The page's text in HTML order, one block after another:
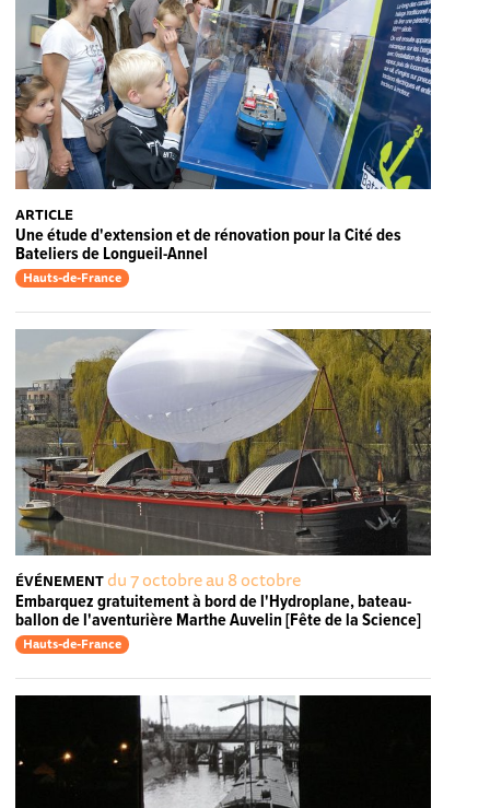
ARTICLE
Une étude d'extension et de rénovation pour la Cité des
Bateliers de Longueil-Annel
Hauts-de-France
ÉVÉNEMENTdu 7 octobre au 8 octobre
Embarquez gratuitement à bord de l'Hydroplane, bateau-
ballon de l'aventurière Marthe Auvelin [Fête de la Science]
Hauts-de-France